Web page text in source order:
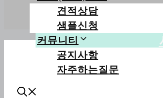
견적상담
샘플신청
커뮤니티
공지사항
자주하는질문